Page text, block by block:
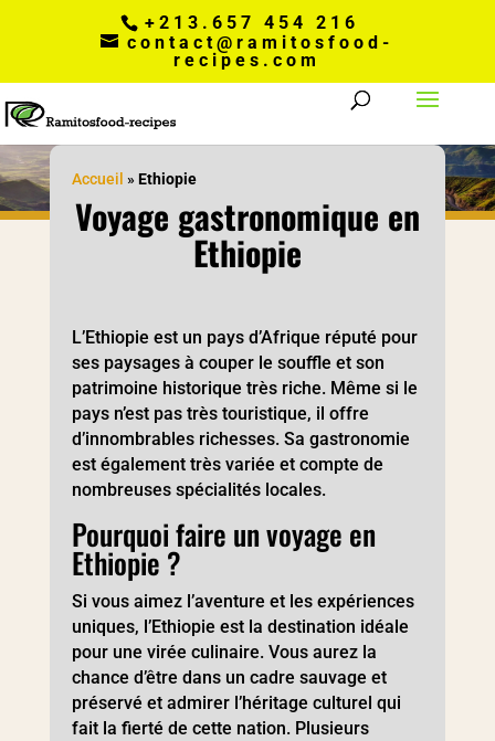
+213.657 454 216
contact@ramitosfood-
recipes.com
Accueil » Ethiopie
Voyage gastronomique en
Ethiopie
L’Ethiopie est un pays d’Afrique réputé pour
ses paysages à couper le souffle et son
patrimoine historique très riche. Même si le
pays n’est pas très touristique, il offre
d’innombrables richesses. Sa gastronomie
est également très variée et compte de
nombreuses spécialités locales.
Pourquoi faire un voyage en
Ethiopie ?
Si vous aimez l’aventure et les expériences
uniques, l’Ethiopie est la destination idéale
pour une virée culinaire. Vous aurez la
chance d’être dans un cadre sauvage et
préservé et admirer l’héritage culturel qui
fait la fierté de cette nation. Plusieurs